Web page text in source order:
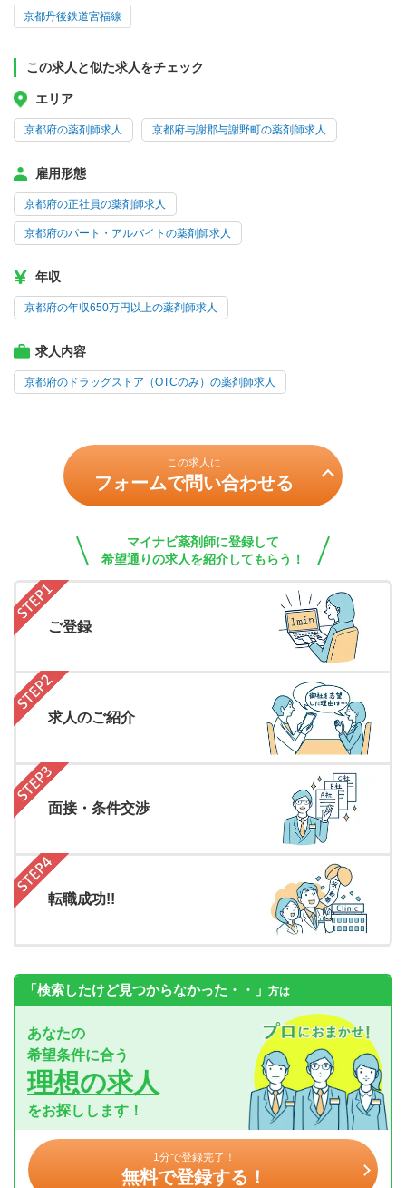
京都丹後鉄道宮福線
この求人と似た求人をチェック
エリア
京都府の薬剤師求人 京都府与謝郡与謝野町の薬剤師求人
雇用形態
京都府の正社員の薬剤師求人
京都府のパート・アルバイトの薬剤師求人
年収
京都府の年収650万円以上の薬剤師求人
求人内容
京都府のドラッグストア（OTCのみ）の薬剤師求人
この求人に
フォームで問い合わせる
マイナビ薬剤師に登録して
希望通りの求人を紹介してもらう！
ご登録
求人のご紹介
面接・条件交渉
転職成功!!
「検索したけど見つからなかった・・」 方は
あなたの
希望条件に合う
理想の求人
をお探しします！
1分で登録完了！
無料で登録する！